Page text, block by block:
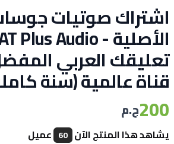
اشتراك صوتيات
تعليقك العربي
قناة عالمية (سنة
200ج.م
يشاهد هذا المنتج الآن 60 عميل